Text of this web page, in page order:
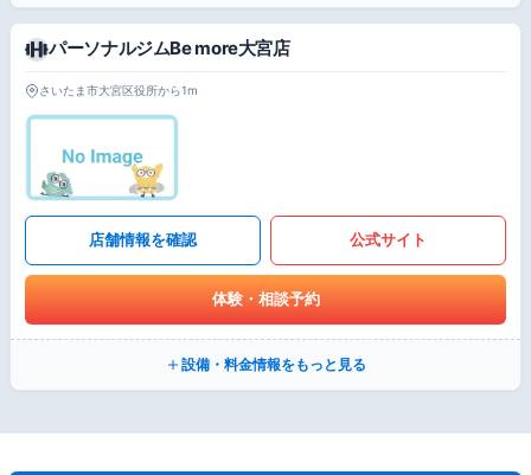
パーソナルジムBe more大宮店
さいたま市大宮区役所から1m
店舗情報を確認 公式サイト
体験・相談予約
設備・料金情報をもっと見る